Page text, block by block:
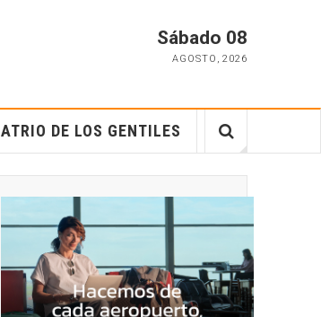
Sábado 08
AGOSTO , 2026
ATRIO DE LOS GENTILES